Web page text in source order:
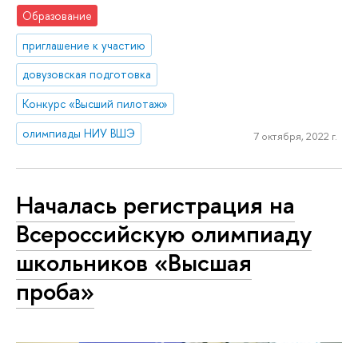
Образование
приглашение к участию
довузовская подготовка
Конкурс «Высший пилотаж»
олимпиады НИУ ВШЭ
7 октября, 2022 г.
Началась регистрация на
Всероссийскую олимпиаду
школьников «Высшая
проба»